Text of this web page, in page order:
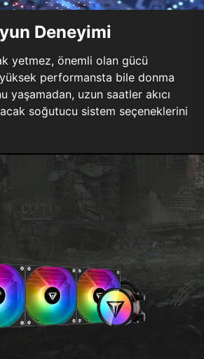
Deneyimi
yetmez, önemli olan gücü
performansta bile donma
yaşamadan, uzun saatler akıcı
soğutucu sistem seçeneklerini